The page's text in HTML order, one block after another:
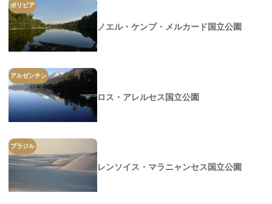
ボリビア
ノエル・ケンプ・メルカード国立公園
アルゼンチン
ロス・アレルセス国立公園
ブラジル
レンソイス・マラニャンセス国立公園